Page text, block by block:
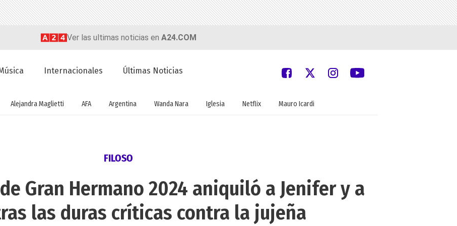
Ver las ultimas noticias en A24.COM
Internacionales Últimas Noticias
Alejandra Maglietti AFA Argentina Wanda Nara Iglesia Netflix Mauro Icardi
FILOSO
Gran Hermano 2024 aniquiló a Jenifer y a
las duras críticas contra la jujeña